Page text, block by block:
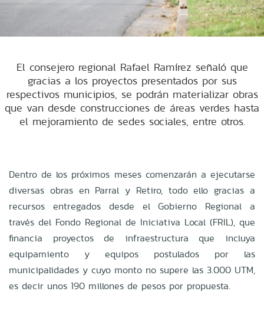
El consejero regional Rafael Ramírez señaló que
gracias a los proyectos presentados por sus
respectivos municipios, se podrán materializar obras
que van desde construcciones de áreas verdes hasta
el mejoramiento de sedes sociales, entre otros.
Dentro de los próximos meses comenzarán a ejecutarse
diversas obras en Parral y Retiro, todo ello gracias a
recursos entregados desde el Gobierno Regional a
través del Fondo Regional de Iniciativa Local (FRIL), que
financia proyectos de infraestructura que incluya
equipamiento y equipos postulados por las
municipalidades y cuyo monto no supere las 3.000 UTM,
es decir unos 190 millones de pesos por propuesta.